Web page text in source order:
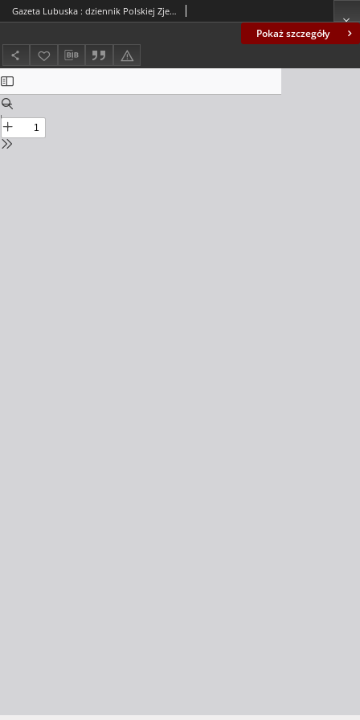
Pokaż szczegóły
Gazeta Lubuska : dziennik Polskiej Zjednoczonej Partii Robotniczej : Zielona Góra - Gorzów R. XXVII Nr 181 (14 sierpnia 1979). - Wyd. A